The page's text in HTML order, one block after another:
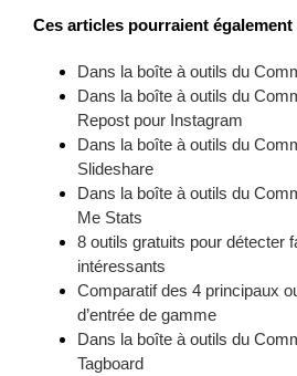
Ces articles pourraient
Dans la boîte à outils du
Dans la boîte à outils du
Repost pour Instagram
Dans la boîte à outils du
Slideshare
Dans la boîte à outils du
Me Stats
8 outils gratuits pour détecter
intéressants
Comparatif des 4 principaux
d’entrée de gamme
Dans la boîte à outils du
Tagboard